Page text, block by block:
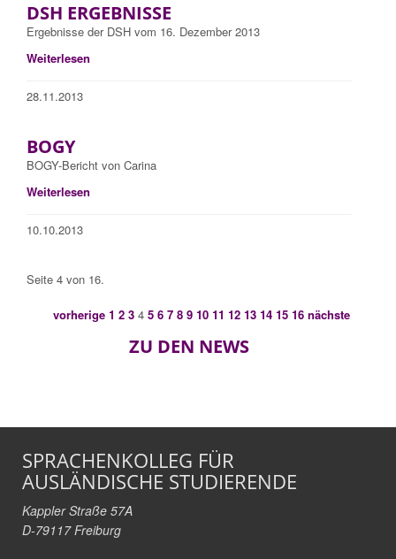
DSH ERGEBNISSE
Ergebnisse der DSH vom 16. Dezember 2013
Weiterlesen
28.11.2013
BOGY
BOGY-Bericht von Carina
Weiterlesen
10.10.2013
Seite 4 von 16.
vorherige 1 2 3 4 5 6 7 8 9 10 11 12 13 14 15 16 nächste
ZU DEN NEWS
SPRACHENKOLLEG FÜR
AUSLÄNDISCHE STUDIERENDE
Kappler Straße 57A
D-79117 Freiburg